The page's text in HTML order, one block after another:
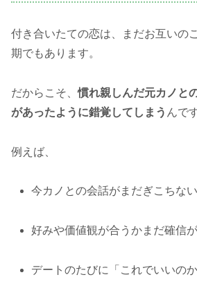
付き合いたての恋は、まだお互いの
期でもあります。
だからこそ、慣れ親しんだ元カノと
があったように錯覚してしまう んで
例えば、
今カノとの会話がまだぎこちない
好みや価値観が合うかまだ確信
デートのたびに「これでいいの